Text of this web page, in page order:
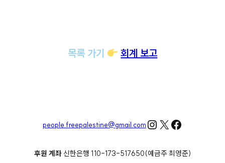
목록 가기 회계 보고
people.freepalestine@gmail.comInstagram
X Facebook
후원 계좌 신한은행 110-173-517650(예금주 최영준)